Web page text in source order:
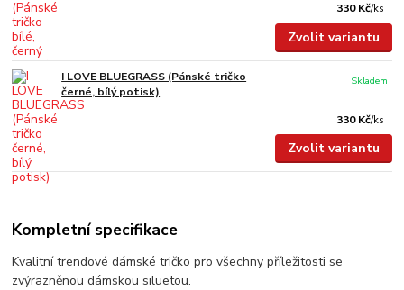
330 Kč/ks
Zvolit variantu
I LOVE BLUEGRASS (Pánské tričko
černé, bílý potisk)
330 Kč/ks
Skladem
Zvolit variantu
Kompletní specifikace
Kvalitní trendové dámské tričko pro všechny příležitosti se
zvýrazněnou dámskou siluetou.